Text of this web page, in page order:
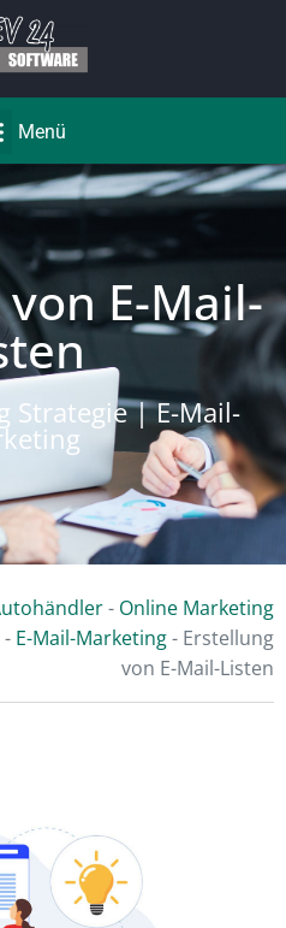
Menü
E-Mail-
Strategie | E-Mail-
- Online Marketing
- E-Mail-Marketing- Erstellung
von E-Mail-Listen